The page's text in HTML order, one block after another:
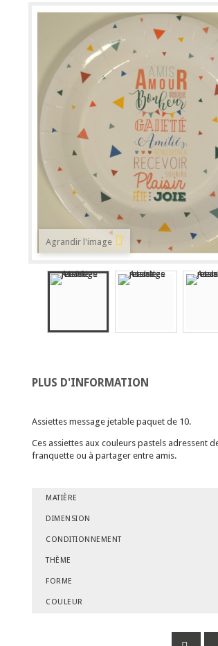
Agrandir l'image
PLUS D'INFORMATION
Assiettes message jetable paquet de 10.
Ces assiettes aux couleurs pastels adressent
franquette ou à partager entre amis.
MATIÈRE
DIMENSION
CONDITIONNEMENT
THÈME
FORME
COULEUR